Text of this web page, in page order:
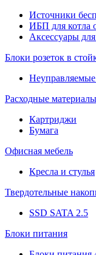
Источники
ИБП для котла
Аксессуары
Блоки розеток в
Неуправляемые
Расходные
Картриджи
Бумага
Офисная мебель
Кресла и стулья
Твердотельные
SSD SATA 2.5
Блоки питания